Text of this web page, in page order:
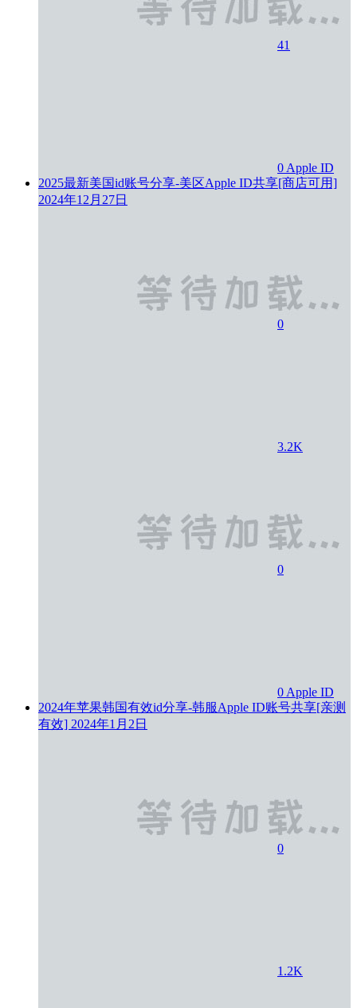
41
0 Apple ID
2025最新美国id账号分享-美区Apple ID共享[商店可用]
2024年12月27日
0
3.2K
0
0 Apple ID
2024年苹果韩国有效id分享-韩服Apple ID账号共享[亲测
有效] 2024年1月2日
0
1.2K